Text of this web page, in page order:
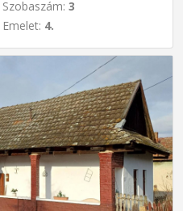
Szobaszám: 3
Emelet: 4.